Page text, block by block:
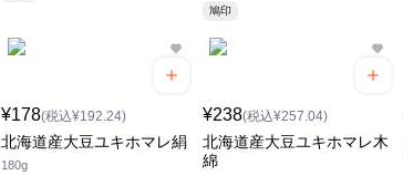
鳩印
¥178(税込¥192.24)
北海道産大豆ユキホマレ絹
180g
¥238(税込¥257.04)
北海道産大豆ユキホマレ木
綿